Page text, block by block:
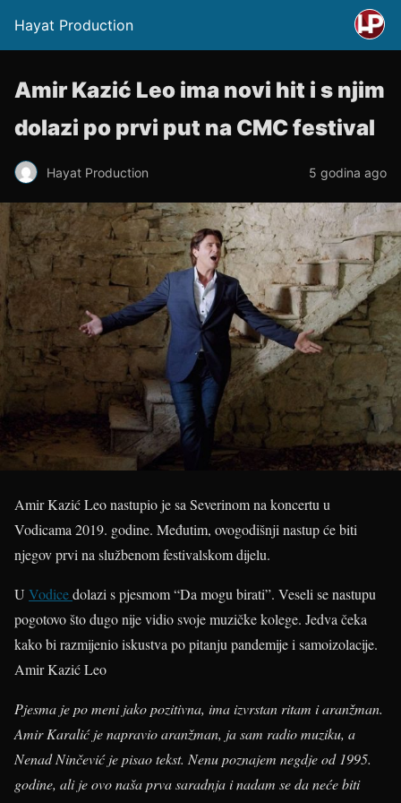
Hayat Production
Amir Kazić Leo ima novi hit i s njim
dolazi po prvi put na CMC festival
Hayat Production 5 godina ago
Amir Kazić Leo nastupio je sa Severinom na koncertu u
Vodicama 2019. godine. Međutim, ovogodišnji nastup će biti
njegov prvi na službenom festivalskom dijelu.
U Vodicedolazi s pjesmom “Da mogu birati”. Veseli se nastupu
pogotovo što dugo nije vidio svoje muzičke kolege. Jedva čeka
kako bi razmijenio iskustva po pitanju pandemije i samoizolacije.
Amir Kazić Leo
Pjesma je po meni jako pozitivna, ima izvrstan ritam i aranžman.
Amir Karalić je napravio aranžman, ja sam radio muziku, a
Nenad Ninčević je pisao tekst. Nenu poznajem negdje od 1995.
godine, ali je ovo naša prva saradnja i nadam se da neće biti